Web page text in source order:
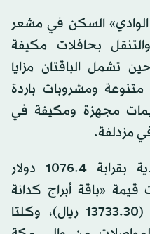
الوادي» السكن في مشعر
بحافلات مكيفة
تشمل الباقتان مزايا
ومشروبات باردة
مجهزة ومكيفة في
مزدلفة.
وحدد سعر الباقة الاقتصادية بقرابة 1076.4 دولار
بلغت قيمة «باقة أبراج كدانة
الوادي» نحو 3662.2 دولار (13733.30 ريال)، وكلتا